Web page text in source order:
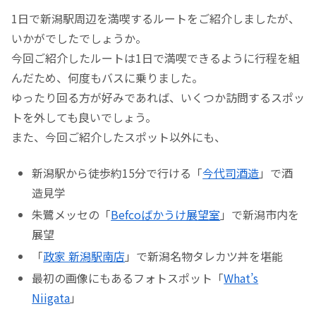
1日で新潟駅周辺を満喫するルートをご紹介しましたが、
いかがでしたでしょうか。
今回ご紹介したルートは1日で満喫できるように行程を組
んだため、何度もバスに乗りました。
ゆったり回る方が好みであれば、いくつか訪問するスポッ
トを外しても良いでしょう。
また、今回ご紹介したスポット以外にも、
新潟駅から徒歩約15分で行ける「今代司酒造」で酒
造見学
朱鷺メッセの「Befcoばかうけ展望室 」で新潟市内を
展望
「政家 新潟駅南店」で新潟名物タレカツ丼を堪能
最初の画像にもあるフォトスポット「What’s
Niigata」